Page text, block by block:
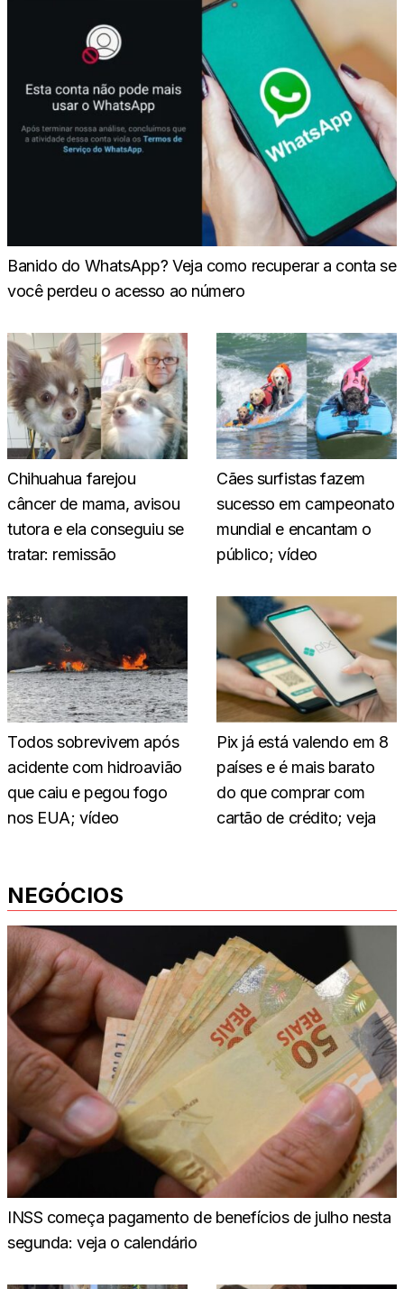
Banido do WhatsApp? Veja como recuperar a conta se
você perdeu o acesso ao número
Chihuahua farejou
câncer de mama, avisou
tutora e ela conseguiu se
tratar: remissão
Cães surfistas fazem
sucesso em campeonato
mundial e encantam o
público; vídeo
Todos sobrevivem após
acidente com hidroavião
que caiu e pegou fogo
nos EUA; vídeo
Pix já está valendo em 8
países e é mais barato
do que comprar com
cartão de crédito; veja
NEGÓCIOS
INSS começa pagamento de benefícios de julho nesta
segunda: veja o calendário